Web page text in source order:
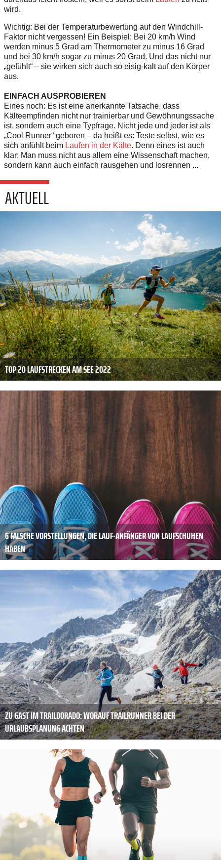
wird.
Wichtig: Bei der Temperaturbewertung auf den Windchill-
Faktor nicht vergessen! Ein Beispiel: Bei 20 km/h Wind
werden minus 5 Grad am Thermometer zu minus 16 Grad
und bei 30 km/h sogar zu minus 20 Grad. Und das nicht nur
„gefühlt“ – sie wirken sich auch so eisig-kalt auf den Körper
aus.
EINFACH AUSPROBIEREN
Eines noch: Es ist eine anerkannte Tatsache, dass
Kälteempfinden nicht nur trainierbar und Gewöhnungssache
ist, sondern auch eine Typfrage. Nicht jede und jeder ist als
„Cool Runner“ geboren – da heißt es: Teste selbst, wie es
sich anfühlt beim Laufen in der Kälte. Denn eines ist auch
klar: Man muss nicht aus allem eine Wissenschaft machen,
sondern kann auch einfach rausgehen und losrennen ...
AKTUELL
TOP 20 LAUFSTRECKEN AM SEE 2022
6 FALSCHE VORSTELLUNGEN, DIE LAUF-ANFÄNGER VON LAUFSCHUHEN
HABEN
ZU GAST IM TRAILDORADO: WORAUF TRAILRUNNER BEI DER
URLAUBSPLANUNG ACHTEN